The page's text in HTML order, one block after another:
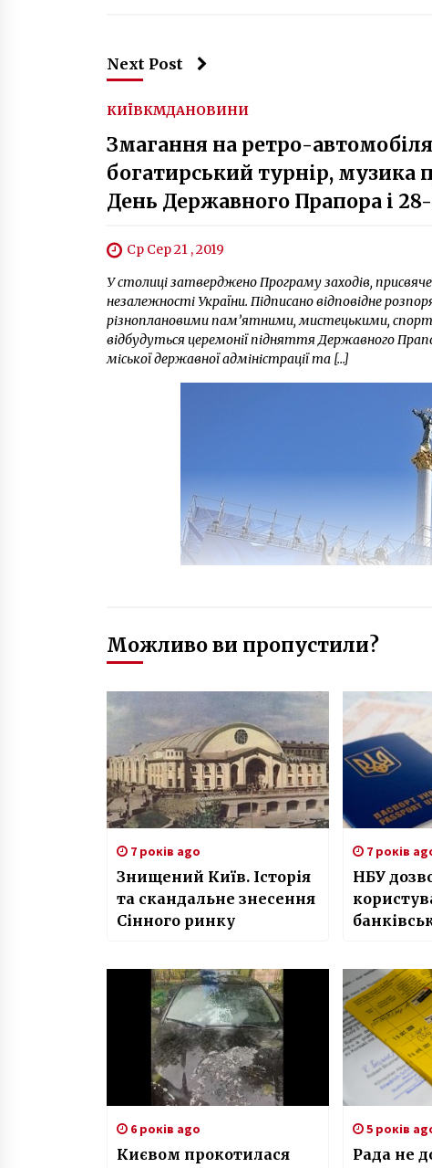
Next Post
КИЇВКМДАНОВИНИ
Змагання на ретро-
богатирський турнір, музика
День Державного Прапора і
Ср Сер 21 , 2019
У столиці затверджено Програму заходів,
незалежності України. Підписано відповідне
різноплановими пам’ятними, мистецькими,
відбудуться церемонії підняття Державного
міської державної адміністрації та […]
Можливо ви пропустили?
7 років ago
Знищений Київ. Історія
та скандальне знесення
Сінного ринку
7 років
НБУ
6 років ago
Києвом прокотилася
5 років
Рада не